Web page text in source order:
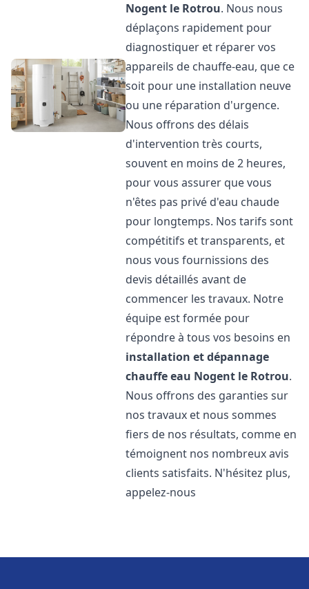
Nogent le Rotrou. Nous nous
déplaçons rapidement pour
diagnostiquer et réparer vos
appareils de chauffe-eau, que ce
soit pour une installation neuve
ou une réparation d'urgence.
Nous offrons des délais
d'intervention très courts,
souvent en moins de 2 heures,
pour vous assurer que vous
n'êtes pas privé d'eau chaude
pour longtemps. Nos tarifs sont
compétitifs et transparents, et
nous vous fournissions des
devis détaillés avant de
commencer les travaux. Notre
équipe est formée pour
répondre à tous vos besoins en
installation et dépannage
chauffe eau Nogent le Rotrou.
Nous offrons des garanties sur
nos travaux et nous sommes
fiers de nos résultats, comme en
témoignent nos nombreux avis
clients satisfaits. N'hésitez plus,
appelez-nous